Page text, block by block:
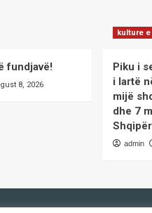
fundjavë!
8, 2026
kulture e
Piku i
i lartë
mijë
dhe 7
admin